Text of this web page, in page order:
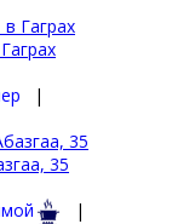
|
35
|